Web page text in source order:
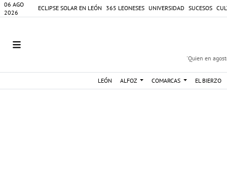
06 AGO
2026
ECLIPSE SOLAR EN LEÓN 365 LEONESES UNIVERSIDAD SUCESOS
'Quien en
LEÓN ALFOZ COMARCAS EL BIERZO